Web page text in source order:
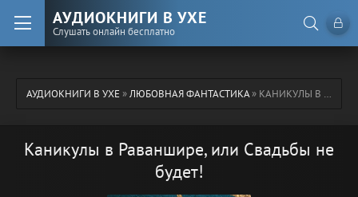
АУДИОКНИГИ В УХЕ
Слушать онлайн бесплатно
АУДИОКНИГИ В УХЕ»ЛЮБОВНАЯ ФАНТАСТИКА» КАНИКУЛЫ В РАВАНШИРЕ, ИЛИ СВАДЬБЫ НЕ БУДЕТ!
Каникулы в Раваншире, или Свадьбы не
будет!